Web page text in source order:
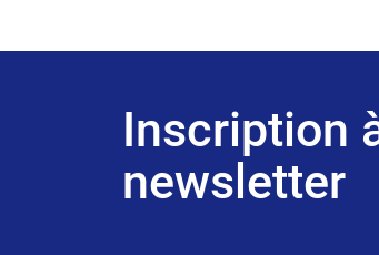
Inscription
newsletter